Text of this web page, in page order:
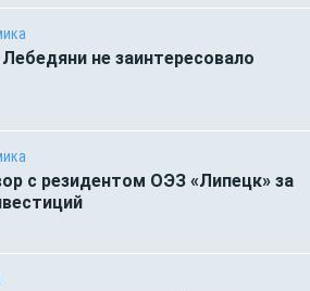
не заинтересовало
с резидентом ОЭЗ «Липецк» за